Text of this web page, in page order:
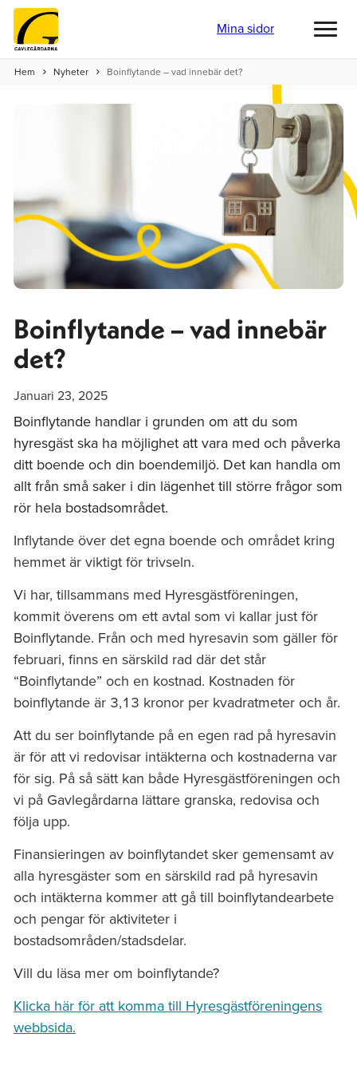
Mina sidor
Hem Nyheter Boinflytande – vad innebär det?
Boinflytande – vad innebär
det?
Januari 23, 2025
Boinflytande handlar i grunden om att du som
hyresgäst ska ha möjlighet att vara med och påverka
ditt boende och din boendemiljö. Det kan handla om
allt från små saker i din lägenhet till större frågor som
rör hela bostadsområdet.
Inflytande över det egna boende och området kring
hemmet är viktigt för trivseln.
Vi har, tillsammans med Hyresgästföreningen,
kommit överens om ett avtal som vi kallar just för
Boinflytande. Från och med hyresavin som gäller för
februari, finns en särskild rad där det står
“Boinflytande” och en kostnad. Kostnaden för
boinflytande är 3,13 kronor per kvadratmeter och år.
Att du ser boinflytande på en egen rad på hyresavin
är för att vi redovisar intäkterna och kostnaderna var
för sig. På så sätt kan både Hyresgästföreningen och
vi på Gavlegårdarna lättare granska, redovisa och
följa upp.
Finansieringen av boinflytandet sker gemensamt av
alla hyresgäster som en särskild rad på hyresavin
och intäkterna kommer att gå till boinflytandearbete
och pengar för aktiviteter i
bostadsområden/stadsdelar.
Vill du läsa mer om boinflytande?
Klicka här för att komma till Hyresgästföreningens
webbsida.